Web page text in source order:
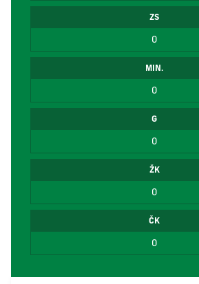
ZS
0
MIN.
0
G
0
ŽK
0
ČK
0